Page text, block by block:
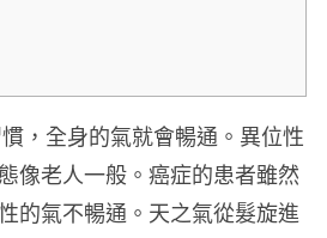
，全身的氣就會暢通。異位性
像老人一般。癌症的患者雖然
的氣不暢通。天之氣從髮旋進